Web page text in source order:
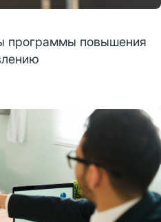
программы повышения